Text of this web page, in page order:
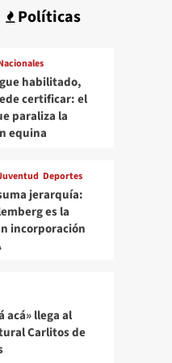
Políticas
habilitado,
certificar: el
paraliza la
equina
Deportes
jerarquía:
es la
incorporación
acá» llega al
Carlitos de